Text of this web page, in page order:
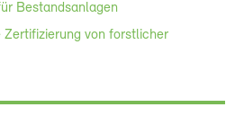
Bestandsanlagen
Zertifizierung von forstlicher